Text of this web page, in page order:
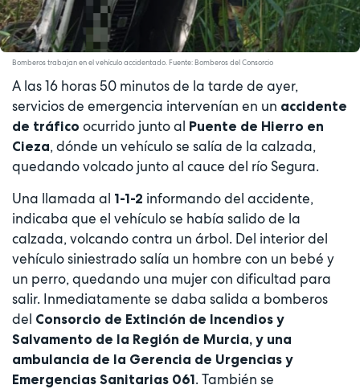
Bomberos trabajan en el vehículo accidentado. Fuente: Bomberos del Consorcio
A las 16 horas 50 minutos de la tarde de ayer,
servicios de emergencia intervenían en un accidente
de tráfico ocurrido junto al Puente de Hierro en
Cieza, dónde un vehículo se salía de la calzada,
quedando volcado junto al cauce del río Segura.
Una llamada al 1-1-2 informando del accidente,
indicaba que el vehículo se había salido de la
calzada, volcando contra un árbol. Del interior del
vehículo siniestrado salía un hombre con un bebé y
un perro, quedando una mujer con dificultad para
salir. Inmediatamente se daba salida a bomberos
del Consorcio de Extinción de Incendios y
Salvamento de la Región de Murcia, y una
ambulancia de la Gerencia de Urgencias y
Emergencias Sanitarias 061. También se